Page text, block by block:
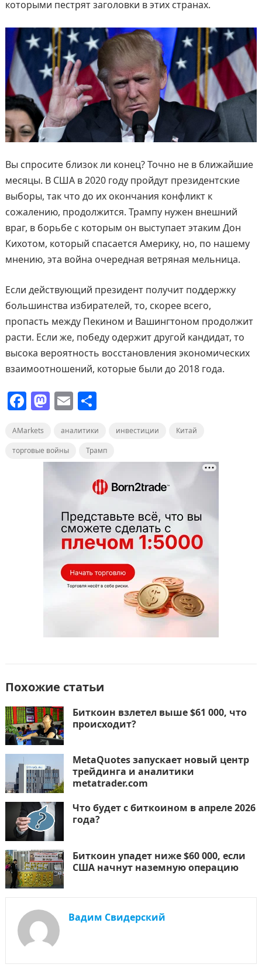
которыми пестрят заголовки в этих странах.
Вы спросите близок ли конец? Точно не в ближайшие
месяцы. В США в 2020 году пройдут президентские
выборы, так что до их окончания конфликт к
сожалению, продолжится. Трампу нужен внешний
враг, в борьбе с которым он выступает этаким Дон
Кихотом, который спасается Америку, но, по нашему
мнению, эта война очередная ветряная мельница.
Если действующий президент получит поддержку
большинства избирателей, то, скорее всего,
пропасть между Пекином и Вашингтоном продолжит
расти. Если же, победу одержит другой кандидат, то
высока вероятность восстановления экономических
взаимоотношений, которые были до 2018 года.
F
c
e
M
st
o
d
E
ai
l
О
п
р
а
в
и
т
ь
AMarkets аналитики инвестиции
Китай
торговые войны
Трамп
Похожие статьи
Биткоин взлетел выше $61 000, что
происходит?
MetaQuotes запускает новый центр
трейдинга и аналитики
metatrader.com
Что будет с биткоином в апреле 2026
года?
Биткоин упадет ниже $60 000, если
США начнут наземную операцию
Вадим Свидерский